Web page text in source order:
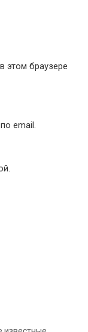
этом браузере
email.